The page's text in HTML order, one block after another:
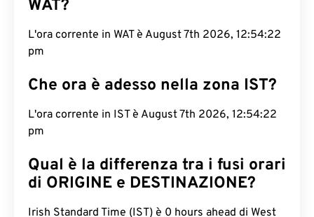
WAT?
L'ora corrente in WAT è August 7th 2026, 12:54:23
pm
Che ora è adesso nella zona IST?
L'ora corrente in IST è August 7th 2026, 12:54:23
pm
Qual è la differenza tra i fusi orari
di ORIGINE e DESTINAZIONE?
Irish Standard Time (IST) è 0 hours ahead di West